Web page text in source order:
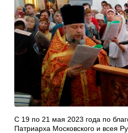
С 19 по 21 мая 2023 года по
Патриарха Московского и всея